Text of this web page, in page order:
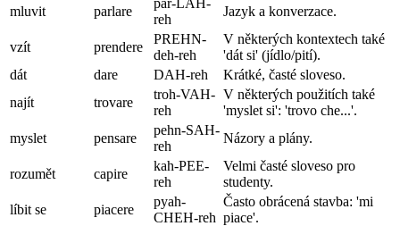
mluvit parlare
reh
Jazyk a konverzace.
vzít prendere
PREHN-
deh-reh
V některých kontextech také
'dát si' (jídlo/pití).
dát
dare DAH-reh
Krátké, časté sloveso.
najít
trovare
troh-VAH-
reh
V některých použitích také
'myslet si': 'trovo che...'.
myslet
pensare
pehn-SAH-
reh
Názory a plány.
rozumět capire
kah-PEE-
reh
Velmi časté sloveso pro
studenty.
líbit se
piacere
pyah-
CHEH-reh
Často obrácená stavba: 'mi
piace'.